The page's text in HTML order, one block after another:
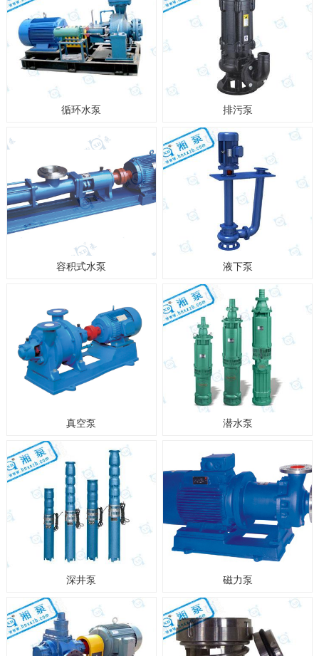
循环水泵 排污泵
容积式水泵 液下泵
真空泵 潜水泵
深井泵 磁力泵